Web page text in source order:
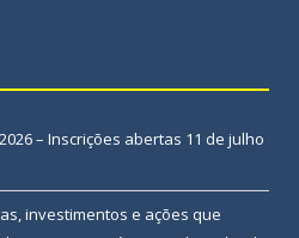
– Inscrições abertas 11 de julho
investimentos e ações que